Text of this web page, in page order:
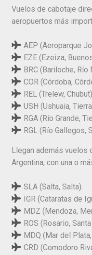
Vuelos de cabotaje
aeropuertos más
AEP (Aeroparque
EZE (Ezeiza,
BRC (Bariloche, Río
COR (Córdoba,
REL (Trelew,
USH (Ushuaia,
RGA (Río Grande,
RGL (Río Gallegos,
Llegan además
Argentina, con una o
SLA (Salta, Salta).
IGR (Cataratas de
MDZ (Mendoza,
ROS (Rosario,
MDQ (Mar del
CRD (Comodoro